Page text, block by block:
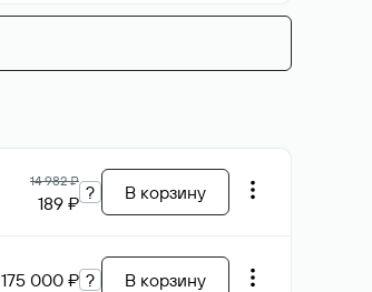
14 982 ₽
189 ₽ ? В корзину
175 000 ₽ ? В корзину